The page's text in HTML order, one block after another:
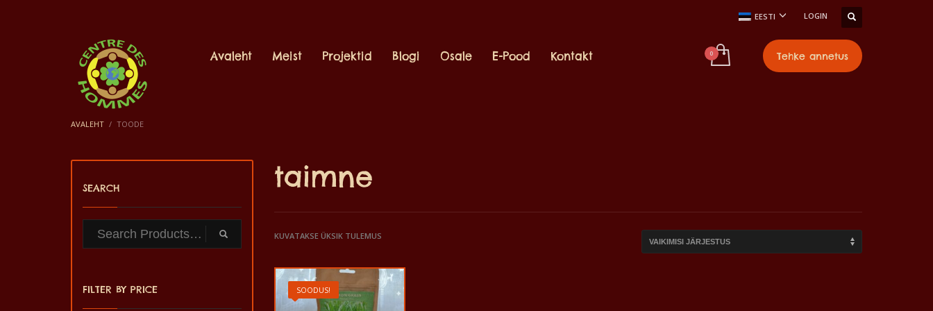
EESTI LOGIN
Avaleht Meist Projektid Blogi Osale E-Pood Kontakt Tehke annetus
AVALEHT TOODE
taimne
KUVATAKSE ÜKSIK TULEMUS
SOODUS!
SEARCH
FILTER BY PRICE